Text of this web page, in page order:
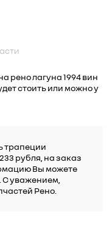
рено лагуна 1994 вин
стоить или можно у
трапеции
рубля, на заказ
Вы можете
С уважением,
Рено.